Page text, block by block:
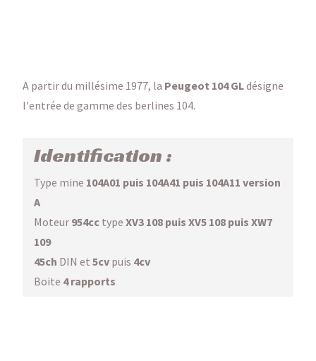
A partir du millésime 1977, la Peugeot 104 GLdésigne
l'entrée de gamme des berlines 104.
Identification :
Type mine 104A01 puis 104A41 puis 104A11 version
A
Moteur 954cc type XV3 108 puis XV5 108 puis XW7
109
45ch DIN et 5cv puis 4cv
Boite 4 rapports